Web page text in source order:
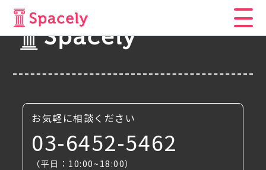
お気軽に相談ください
03-6452-5462
（平日：10:00~18:00）